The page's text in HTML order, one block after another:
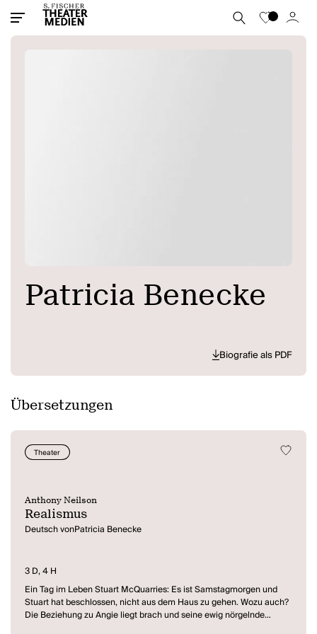
Patricia Benecke
Biografie als PDF
Übersetzungen
Theater
Anthony Neilson
Realismus
Deutsch vonPatricia Benecke
3 D, 4 H
Ein Tag im Leben Stuart McQuarries: Es ist Samstagmorgen und
Stuart hat beschlossen, nicht aus dem Haus zu gehen. Wozu auch?
Die Beziehung zu Angie liegt brach und seine ewig nörgelnde